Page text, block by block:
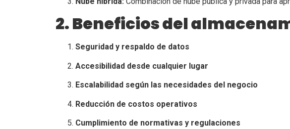
2. Beneficios del
Seguridad y respaldo de datos
Accesibilidad desde cualquier lugar
Escalabilidad según las necesidades del negocio
Reducción de costos operativos
Cumplimiento de normativas y regulaciones